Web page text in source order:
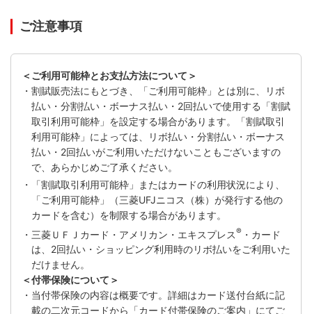
ご注意事項
＜ご利用可能枠とお支払方法について＞
・割賦販売法にもとづき、「ご利用可能枠」とは別に、リボ
払い・分割払い・ボーナス払い・2回払いで使用する「割賦
取引利用可能枠」を設定する場合があります。「割賦取引
利用可能枠」によっては、リボ払い・分割払い・ボーナス
払い・2回払いがご利用いただけないこともございますの
で、あらかじめご了承ください。
・「割賦取引利用可能枠」またはカードの利用状況により、
「ご利用可能枠」（三菱UFJニコス（株）が発行する他の
カードを含む）を制限する場合があります。
・三菱ＵＦＪカード・アメリカン・エキスプレス ® ・カード
は、2回払い・ショッピング利用時のリボ払いをご利用いた
だけません。
＜付帯保険について＞
・当付帯保険の内容は概要です。詳細はカード送付台紙に記
載の二次元コードから「カード付帯保険のご案内」にてご